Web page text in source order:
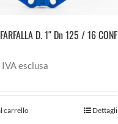
D. 1″ Dn 125 / 16 CONF
IVA esclusa
carrello Dettagli